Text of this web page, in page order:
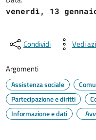
venerdì, 13
Condividi Vedi
Argomenti
Assistenza sociale
Partecipazione e diritti
Informazione e dati